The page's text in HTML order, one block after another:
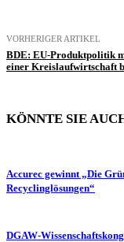
VORHERIGER ARTIKEL
BDE: EU-Produktpolitik
einer Kreislaufwirtschaft
KÖNNTE SIE
Accurec gewinnt „Die
Recyclinglösungen“
DGAW-